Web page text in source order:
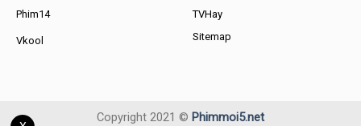
Phim14
Vkool
TVHay
Sitemap
Copyright 2021 © Phimmoi5.net